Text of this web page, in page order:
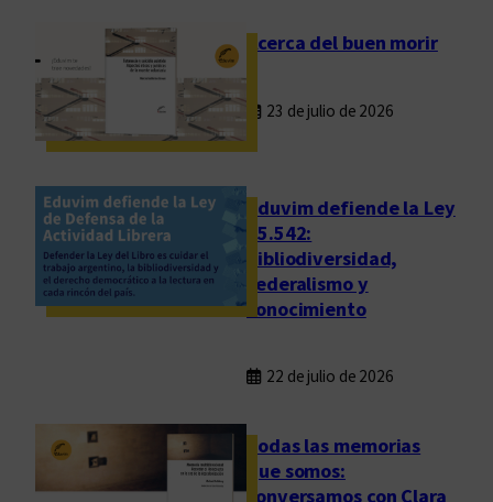
Acerca del buen morir
23 de julio de 2026
Eduvim defiende la Ley
25.542:
bibliodiversidad,
federalismo y
conocimiento
22 de julio de 2026
Todas las memorias
que somos:
conversamos con Clara